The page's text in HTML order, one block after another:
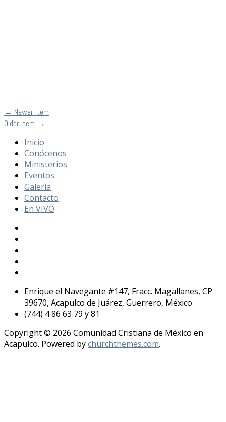
← Newer Item
Older Item →
Inicio
Conócenos
Ministerios
Eventos
Galería
Contacto
En VIVO
Enrique el Navegante #147, Fracc. Magallanes, CP
39670, Acapulco de Juárez, Guerrero, México
(744) 4 86 63 79 y 81
Copyright © 2026 Comunidad Cristiana de México en
Acapulco. Powered bychurchthemes.com.